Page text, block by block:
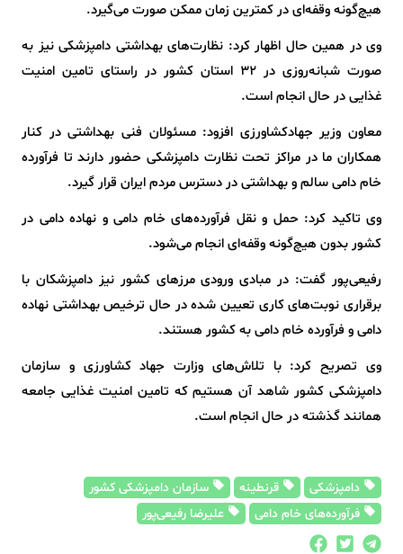
هیچ‌گونه وقفه‌ای در کمترین زمان ممکن صورت می‌گیرد.
وی در همین حال اظهار کرد: نظارت‌های بهداشتی دامپزشکی نیز به
صورت شبانه‌روزی در ۳۲ استان کشور در راستای تامین امنیت
غذایی در حال انجام است.
معاون وزیر جهادکشاورزی افزود: مسئولان فنی بهداشتی در کنار
همکاران ما در مراکز تحت نظارت دامپزشکی حضور دارند تا فرآورده
خام دامی سالم و بهداشتی در دسترس مردم ایران قرار گیرد.
وی تاکید کرد: حمل و نقل فرآورده‌های خام دامی و نهاده دامی در
کشور بدون هیچ‌گونه وقفه‌ای انجام می‌شود.
رفیعی‌پور گفت: در مبادی ورودی مرزهای کشور نیز دامپزشکان با
برقراری نوبت‌های کاری تعیین شده در حال ترخیص بهداشتی نهاده
دامی و فرآورده خام دامی به کشور هستند.
وی تصریح کرد: با تلاش‌های وزارت جهاد کشاورزی و سازمان
دامپزشکی کشور شاهد آن هستیم که تامین امنیت غذایی جامعه
همانند گذشته در حال انجام است.
دامپزشکی قرنطینه
سازمان دامپزشکی کشور
فرآورده‌های خام دامی
علیرضا رفیعی‌پور